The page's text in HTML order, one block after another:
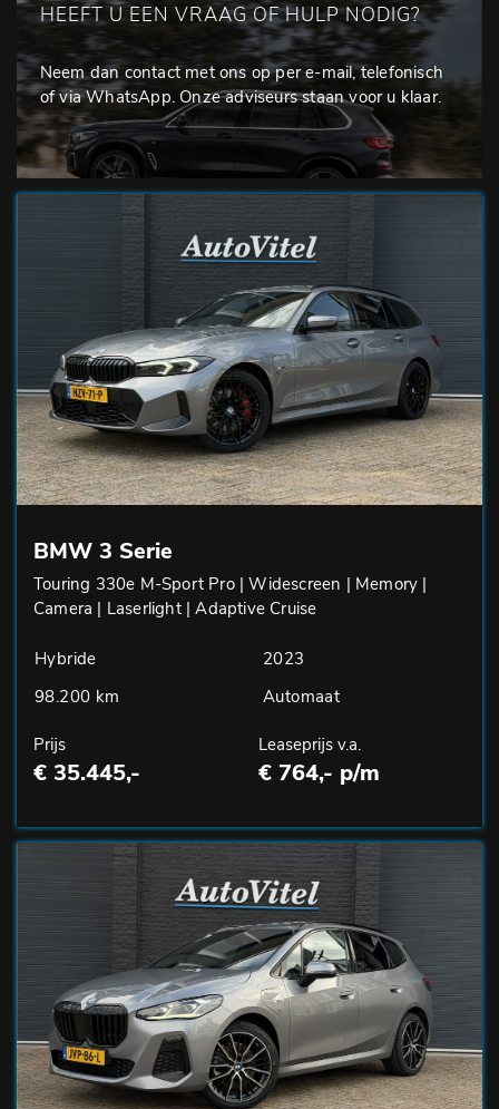
HEEFT U EEN VRAAG OF HULP NODIG?
Neem dan contact met ons op per e-mail, telefonisch
of via WhatsApp. Onze adviseurs staan voor u klaar.
BMW 3 Serie
Touring 330e M-Sport Pro | Widescreen | Memory |
Camera | Laserlight | Adaptive Cruise
Hybride
2023
98.200 km
Automaat
Prijs
€ 35.445,-
Leaseprijs v.a.
€ 764,- p/m